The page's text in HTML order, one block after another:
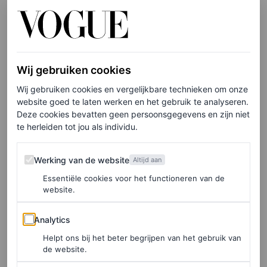
Dit bericht op Instagram bekijken
Een bericht gedeeld door Koninklijk Huis (@koninklijkhuis)
Máxima draagt k ralen
armbandjes
Wij gebruiken cookies
Wij gebruiken cookies en vergelijkbare technieken om onze
website goed te laten werken en het gebruik te analyseren.
Deze cookies bevatten geen persoonsgegevens en zijn niet
te herleiden tot jou als individu.
Werking van de website
Werking van de website Altijd aan
Essentiële cookies voor het functioneren van de
website.
Analytics
Analytics
Helpt ons bij het beter begrijpen van het gebruik van
de website.